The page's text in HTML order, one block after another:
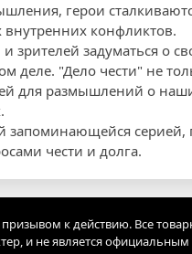
герои
внутренних конфликтов.
и зрителей задуматься о
деле. "Дело чести" не
для размышлений о
запоминающейся
чести и долга.
к действию. Все
и не является